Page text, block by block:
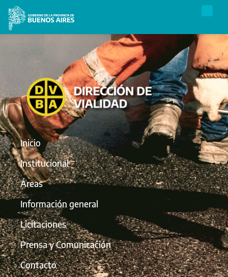
Inicio
Institucional
Áreas
Información general
Licitaciones
Prensa y Comunicación
Contacto